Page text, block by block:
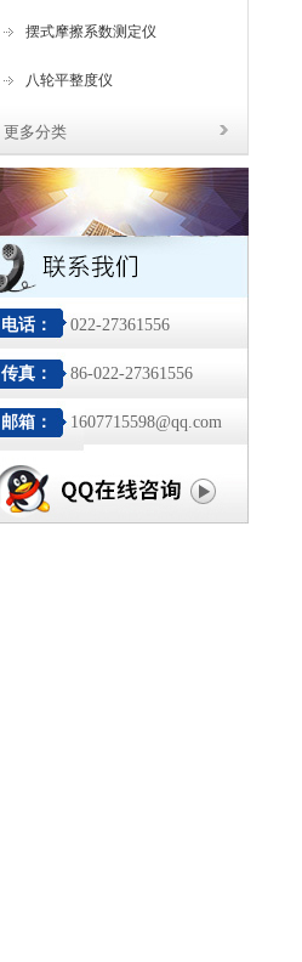
摆式摩擦系数测定仪
八轮平整度仪
更多分类
电话： 022-27361556
传真： 86-022-27361556
邮箱： 1607715598@qq.com